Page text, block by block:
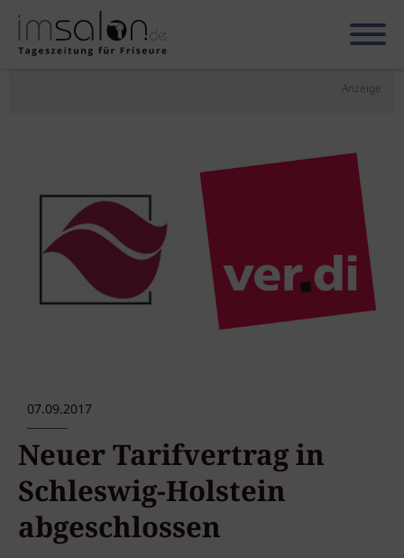
Anzeige
07.09.2017
Neuer Tarifvertrag in
Schleswig-Holstein
abgeschlossen